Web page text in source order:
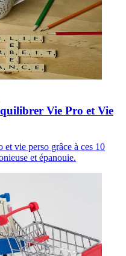
Vie Pro et Vie
vie perso grâce à ces 10
et épanouie.